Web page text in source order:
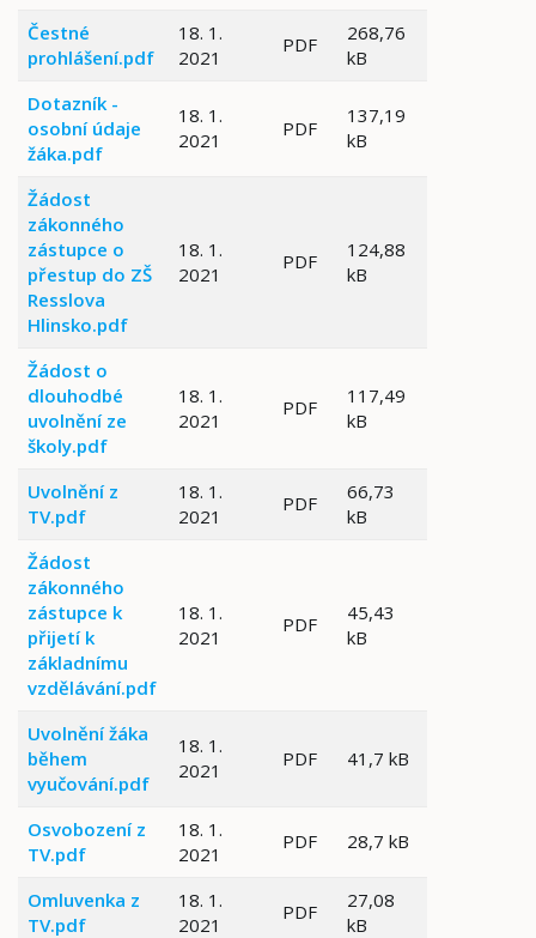
Čestné
prohlášení.pdf
18. 1.
2021
PDF
268,76
kB
Dotazník -
osobní údaje
žáka.pdf
18. 1.
2021
PDF
137,19
kB
Žádost
zákonného
zástupce o
přestup do ZŠ
Resslova
Hlinsko.pdf
18. 1.
2021
PDF
124,88
kB
Žádost o
dlouhodbé
uvolnění ze
školy.pdf
18. 1.
2021
PDF
117,49
kB
Uvolnění z
TV.pdf
18. 1.
2021
PDF
66,73
kB
Žádost
zákonného
zástupce k
přijetí k
základnímu
vzdělávání.pdf
18. 1.
2021
PDF
45,43
kB
Uvolnění žáka
během
vyučování.pdf
18. 1.
2021
PDF 41,7 kB
Osvobození z
TV.pdf
18. 1.
2021
PDF 28,7 kB
Omluvenka z
TV.pdf
18. 1.
2021
PDF
27,08
kB